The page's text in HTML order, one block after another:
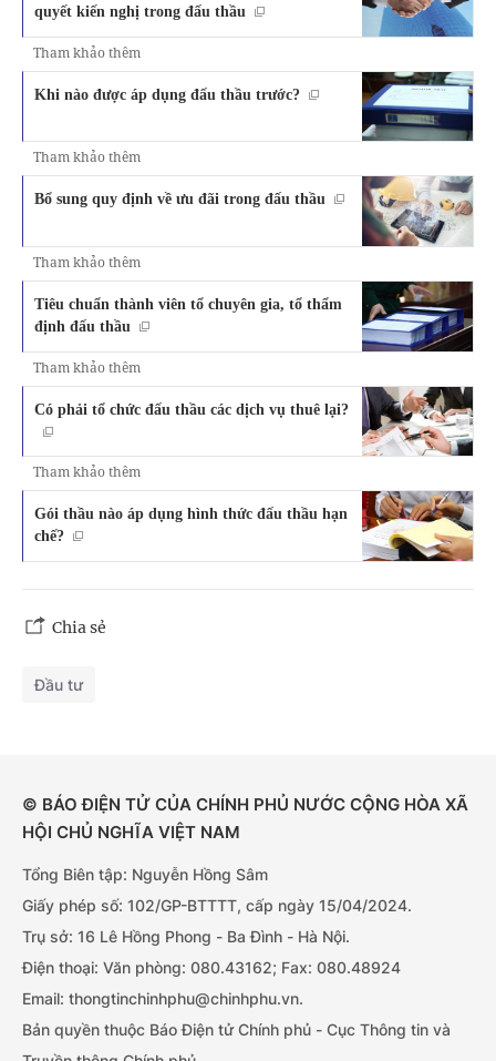
quyết kiến nghị trong đấu thầu
Tham khảo thêm
Khi nào được áp dụng đấu thầu trước?
Tham khảo thêm
Bổ sung quy định về ưu đãi trong đấu thầu
Tham khảo thêm
Tiêu chuẩn thành viên tổ chuyên gia, tổ thẩm
định đấu thầu
Tham khảo thêm
Có phải tổ chức đấu thầu các dịch vụ thuê lại?
Tham khảo thêm
Gói thầu nào áp dụng hình thức đấu thầu hạn
chế?
Chia sẻ
Đầu tư
© BÁO ĐIỆN TỬ CỦA CHÍNH PHỦ NƯỚC CỘNG HÒA XÃ
HỘI CHỦ NGHĨA VIỆT NAM
Tổng Biên tập: Nguyễn Hồng Sâm
Giấy phép số: 102/GP-BTTTT, cấp ngày 15/04/2024.
Trụ sở: 16 Lê Hồng Phong - Ba Đình - Hà Nội.
Điện thoại: Văn phòng: 080.43162; Fax: 080.48924
Email: thongtinchinhphu@chinhphu.vn.
Bản quyền thuộc Báo Điện tử Chính phủ - Cục Thông tin và